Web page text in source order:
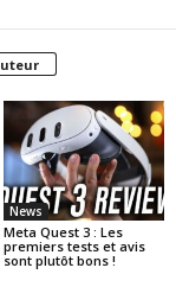
News
Meta Quest 3 : Les
premiers tests et avis
sont plutôt bons !